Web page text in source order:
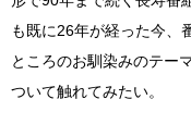
も既に26年が経った今、
ところのお馴染みのテー
ついて触れてみたい。